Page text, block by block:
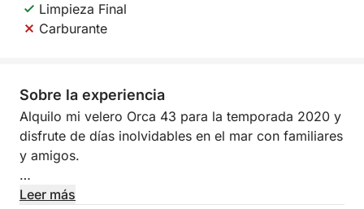
Limpieza Final
Carburante
Sobre la experiencia
Alquilo mi velero Orca 43 para la temporada 2020 y
disfrute de días inolvidables en el mar con familiares
y amigos.
Podrá explorar las costas del norte de Cerdeña,
Leer más